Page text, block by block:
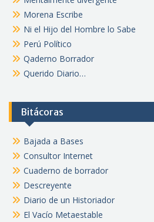
Morena Escribe
Ni el Hijo del Hombre lo Sabe
Perú Político
Qaderno Borrador
Querido Diario…
Bitácoras
Bajada a Bases
Consultor Internet
Cuaderno de borrador
Descreyente
Diario de un Historiador
El Vacío Metaestable